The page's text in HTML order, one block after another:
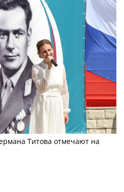
Титова отмечают на